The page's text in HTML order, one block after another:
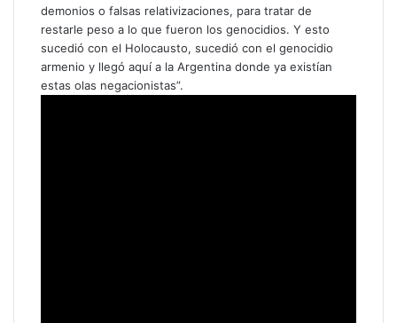
demonios o falsas relativizaciones, para tratar de
restarle peso a lo que fueron los genocidios. Y esto
sucedió con el Holocausto, sucedió con el genocidio
armenio y llegó aquí a la Argentina donde ya existían
estas olas negacionistas”.